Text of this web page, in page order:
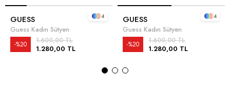
GUESS
Guess Kadın Sütyen
1.280,00 TL
1.600,00 TL
%20
4 GUESS
Guess Kadın Sütyen
1.280,00 TL
1.600,00 TL
%20
4